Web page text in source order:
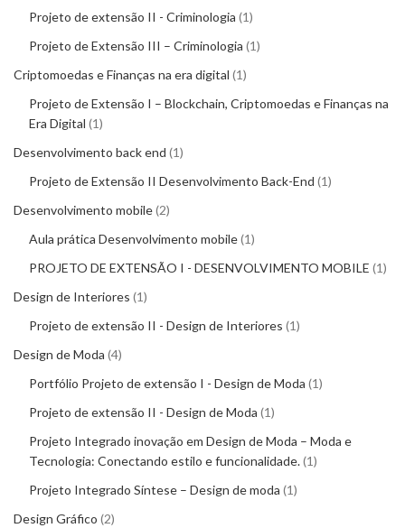
Projeto de extensão II - Criminologia 1
Projeto de Extensão III – Criminologia 1
Criptomoedas e Finanças na era digital 1
Projeto de Extensão I – Blockchain, Criptomoedas e Finanças na
Era Digital 1
Desenvolvimento back end 1
Projeto de Extensão II Desenvolvimento Back-End 1
Desenvolvimento mobile 2
Aula prática Desenvolvimento mobile 1
PROJETO DE EXTENSÃO I - DESENVOLVIMENTO MOBILE 1
Design de Interiores 1
Projeto de extensão II - Design de Interiores 1
Design de Moda 4
Portfólio Projeto de extensão I - Design de Moda 1
Projeto de extensão II - Design de Moda 1
Projeto Integrado inovação em Design de Moda – Moda e
Tecnologia: Conectando estilo e funcionalidade. 1
Projeto Integrado Síntese – Design de moda 1
Design Gráfico 2